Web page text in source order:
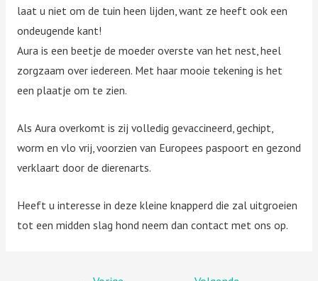
laat u niet om de tuin heen lijden, want ze heeft ook een
ondeugende kant!
Aura is een beetje de moeder overste van het nest, heel
zorgzaam over iedereen. Met haar mooie tekening is het
een plaatje om te zien.
Als Aura overkomt is zij volledig gevaccineerd, gechipt,
worm en vlo vrij, voorzien van Europees paspoort en gezond
verklaart door de dierenarts.
Heeft u interesse in deze kleine knapperd die zal uitgroeien
tot een midden slag hond neem dan contact met ons op.